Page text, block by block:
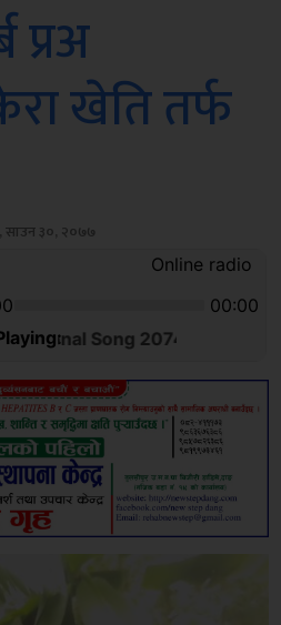
प्रअ
खेति तर्फ
साउन ३०, २०७७